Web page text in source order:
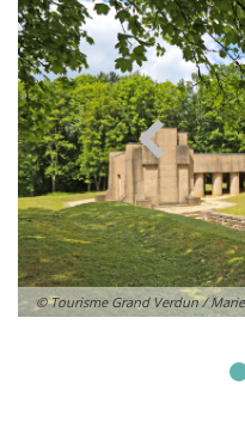
© Tourisme Grand Verdun / Marie